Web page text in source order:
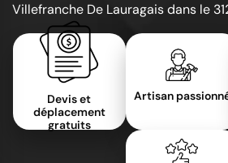
Villefranche De Lauragais dans le
Devis et
déplacement
gratuits
Artisan